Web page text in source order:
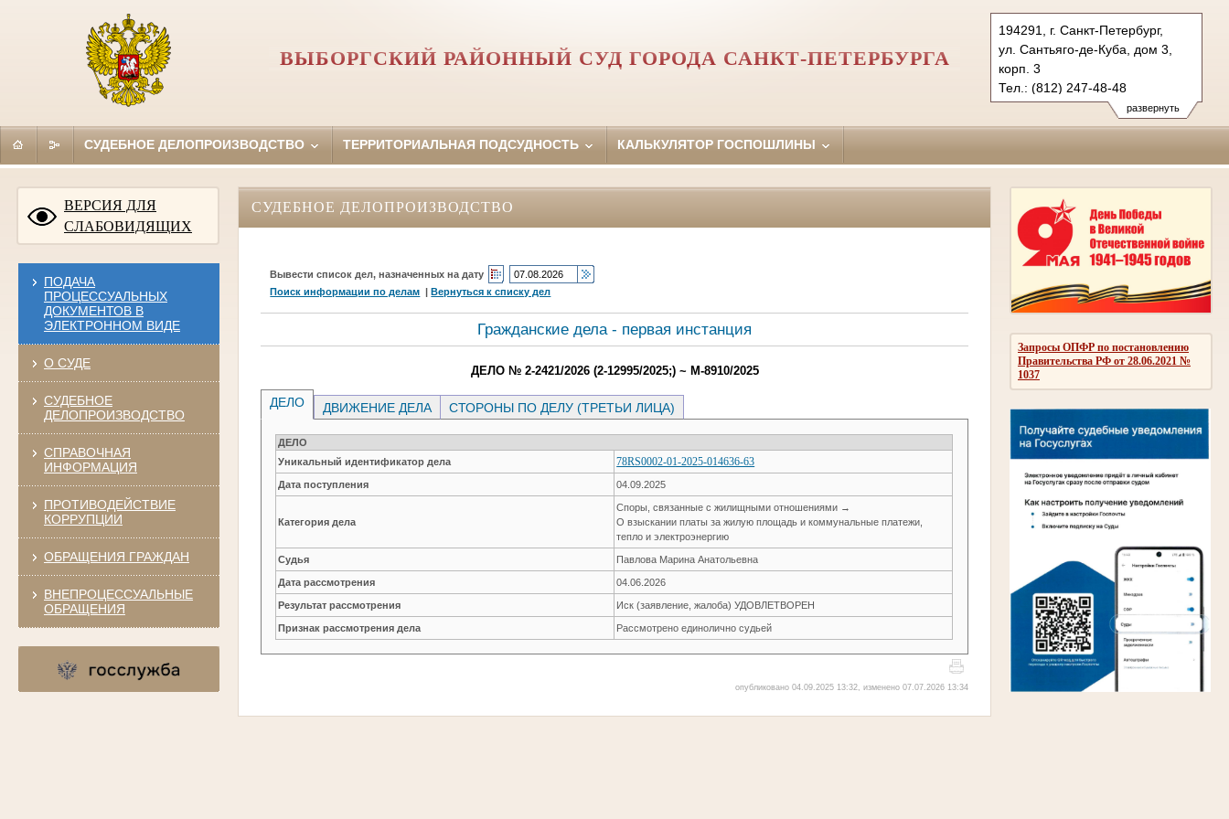
развернуть
194291, г. Санкт-Петербург,
ул. Сантьяго-де-Куба, дом 3,
корп. 3
Тел.: (812) 247-48-48
247-48-03
247-48-04 (приемн.)
ВЫБОРГСКИЙ РАЙОННЫЙ СУД ГОРОДА САНКТ-ПЕТЕРБУРГА
СУДЕБНОЕ ДЕЛОПРОИЗВОДСТВО ТЕРРИТОРИАЛЬНАЯ ПОДСУДНОСТЬ КАЛЬКУЛЯТОР ГОСПОШЛИНЫ
ВЕРСИЯ ДЛЯ
СЛАБОВИДЯЩИХ
ПОДАЧА
ПРОЦЕССУАЛЬНЫХ
ДОКУМЕНТОВ В
ЭЛЕКТРОННОМ ВИДЕ
О СУДЕ
СУДЕБНОЕ
ДЕЛОПРОИЗВОДСТВО
СПРАВОЧНАЯ
ИНФОРМАЦИЯ
ПРОТИВОДЕЙСТВИЕ
КОРРУПЦИИ
ОБРАЩЕНИЯ ГРАЖДАН
ВНЕПРОЦЕССУАЛЬНЫЕ
ОБРАЩЕНИЯ
Запросы ОПФР по постановлению
Правительства РФ от 28.06.2021 №
1037
СУДЕБНОЕ ДЕЛОПРОИЗВОДСТВО
Вывести список дел, назначенных на дату
Поиск информации по делам |Вернуться к списку дел
Гражданские дела - первая инстанция
ДЕЛО № 2-2421/2026 (2-12995/2025;) ~ М-8910/2025
ДЕЛО ДВИЖЕНИЕ ДЕЛА СТОРОНЫ ПО ДЕЛУ (ТРЕТЬИ ЛИЦА)
ДЕЛО
Уникальный идентификатор дела
78RS0002-01-2025-014636-63
Дата поступления 04.09.2025
Категория дела
Споры, связанные с жилищными отношениями →
О взыскании платы за жилую площадь и коммунальные платежи,
тепло и электроэнергию
Судья Павлова Марина Анатольевна
Дата рассмотрения 04.06.2026
Результат рассмотрения Иск (заявление, жалоба) УДОВЛЕТВОРЕН
Признак рассмотрения дела Рассмотрено единолично судьей
опубликовано 04.09.2025 13:32, изменено 07.07.2026 13:34